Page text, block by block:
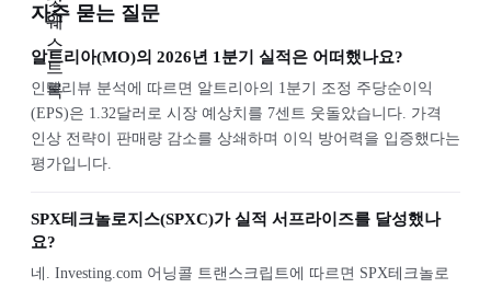
자주 묻는 질문
알트리아(MO)의 2026년 1분기 실적은 어떠했나요?
인텔리뷰 분석에 따르면 알트리아의 1분기 조정 주당순이익
(EPS)은 1.32달러로 시장 예상치를 7센트 웃돌았습니다. 가격
인상 전략이 판매량 감소를 상쇄하며 이익 방어력을 입증했다는
평가입니다.
SPX테크놀로지스(SPXC)가 실적 서프라이즈를 달성했나
요?
네. Investing.com 어닝콜 트랜스크립트에 따르면 SPX테크놀로